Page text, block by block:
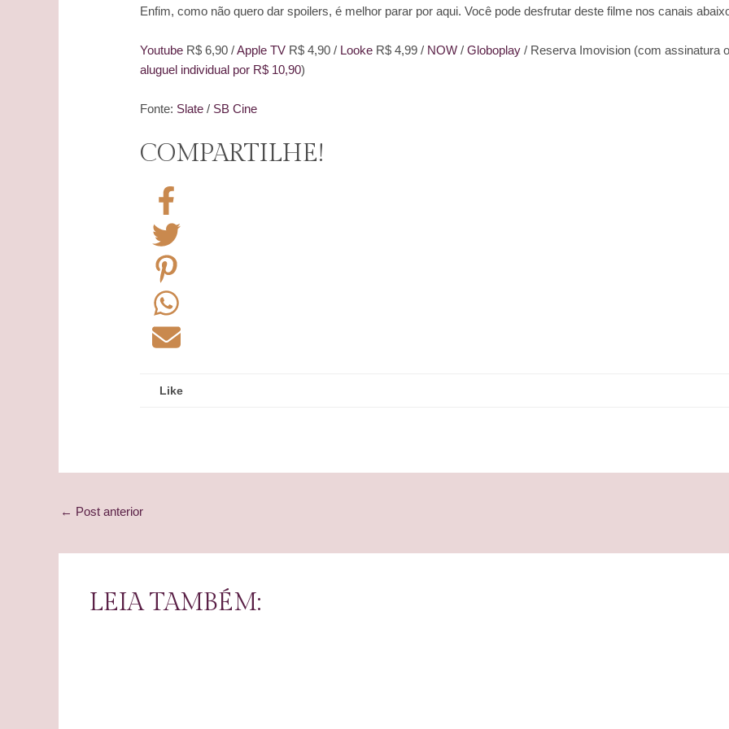
Enfim, como não quero dar spoilers, é melhor parar por aqui. Você pode desfrutar deste filme nos canais
Youtube R$ 6,90 /Apple TV R$ 4,90 / Looke R$ 4,99 / NOW/Globoplay/ Reserva Imovision (com assinatura
aluguel individual por R$ 10,90)
Fonte: Slate / SB Cine
COMPARTILHE!
Like
Post
← Post anterior
LEIA TAMBÉM: